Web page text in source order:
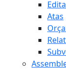
Atas